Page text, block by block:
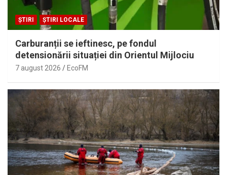
ȘTIRI ȘTIRI LOCALE
Carburanții se ieftinesc, pe fondul
detensionării situației din Orientul Mijlociu
7 august 2026 EcoFM